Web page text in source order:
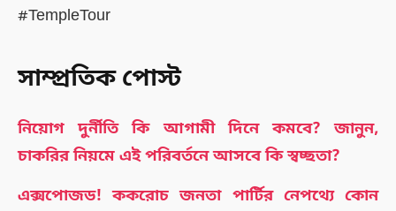
#TempleTour
সাম্প্রতিক পোস্ট
নিয়োগ দুর্নীতি কি আগামী দিনে কমবে? জানুন,
চাকরির নিয়মে এই পরিবর্তনে আসবে কি স্বচ্ছতা?
এক্সপোজড! ককরোচ জনতা পার্টির নেপথ্যে কোন